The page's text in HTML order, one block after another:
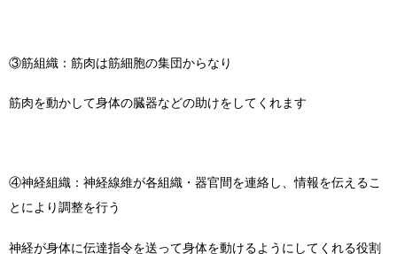
③筋組織：筋肉は筋細胞の集団からなり
筋肉を動かして身体の臓器などの助けをしてくれます
④神経組織：神経線維が各組織・器官間を連絡し、情報を伝えるこ
とにより調整を行う
神経が身体に伝達指令を送って身体を動けるようにしてくれる役割